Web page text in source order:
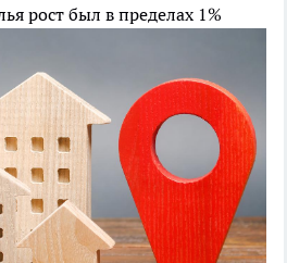
рост был в пределах 1%